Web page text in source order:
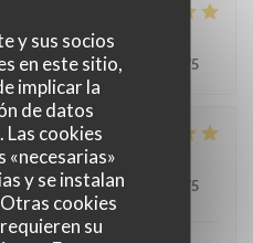
y sus socios
en este sitio,
implicar la
de datos
Las cookies
«necesarias»
y se instalan
cookies
su
:5/5 Calidad / Precio /5
: 4/5 Calidad / Precio /5